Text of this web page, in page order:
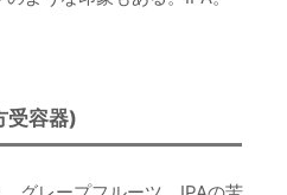
受容器)